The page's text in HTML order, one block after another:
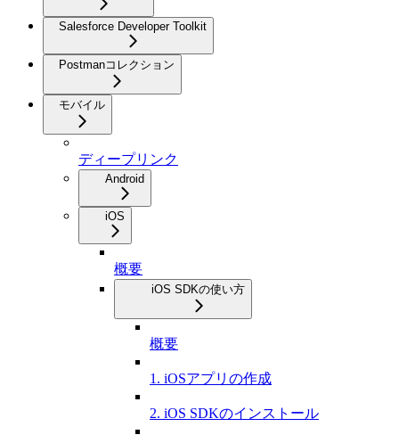
Salesforce Developer Toolkit
Postmanコレクション
モバイル
ディープリンク
Android
iOS
概要
iOS SDKの使い方
概要
1. iOSアプリの作成
2. iOS SDKのインストール